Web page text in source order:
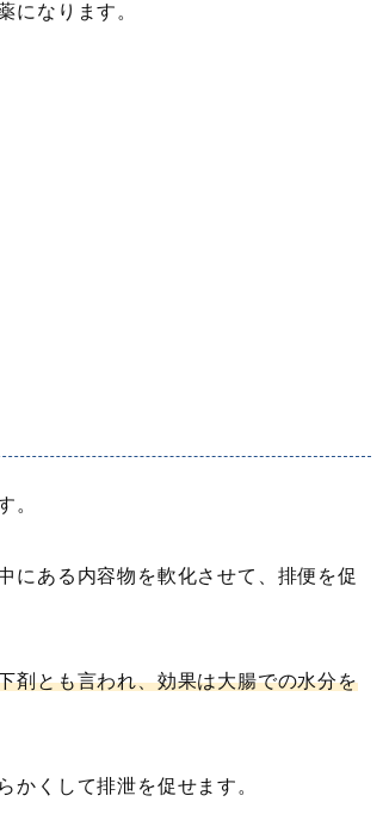
になります。
。
にある内容物を軟化させて、排便を促
剤とも言われ、効果は大腸での水分を
かくして排泄を促せます。